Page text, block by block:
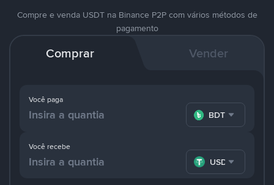
Compre e venda USDT na Binance P2P com vários métodos de
pagamento
Comprar Vender
Você paga
BDT
Você recebe
USDT